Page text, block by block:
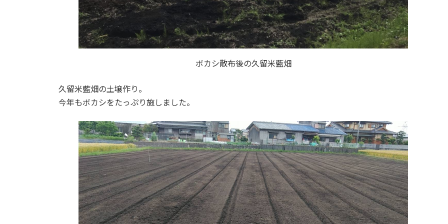
ボカシ散布後の久留米藍畑
久留米藍畑の土壌作り。
今年もボカシをたっぷり施しました。